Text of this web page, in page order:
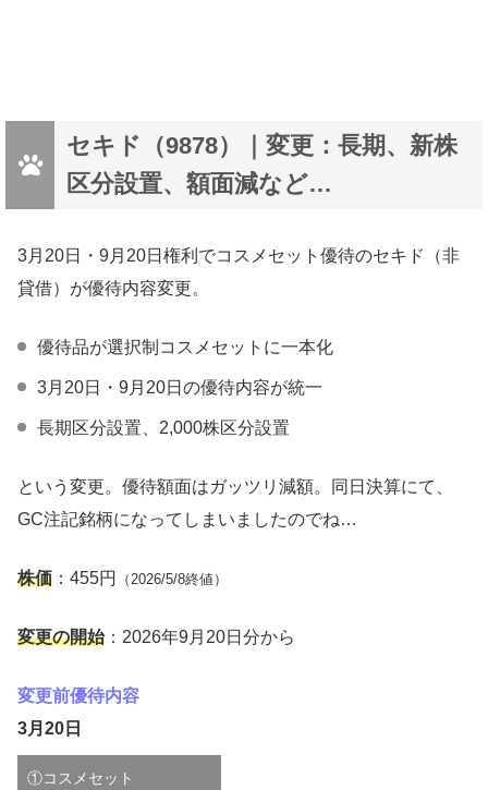
セキド（9878）｜変更：長期、新株
区分設置、額面減など…
3月20日・9月20日権利でコスメセット優待のセキド（非
貸借）が優待内容変更。
優待品が選択制コスメセットに一本化
3月20日・9月20日の優待内容が統一
長期区分設置、2,000株区分設置
という変更。優待額面はガッツリ減額。同日決算にて、
GC注記銘柄になってしまいましたのでね…
株価 ：455円 （2026/5/8終値）
変更の開始：2026年9月20日分から
変更前優待内容
3月20日
①コスメセット